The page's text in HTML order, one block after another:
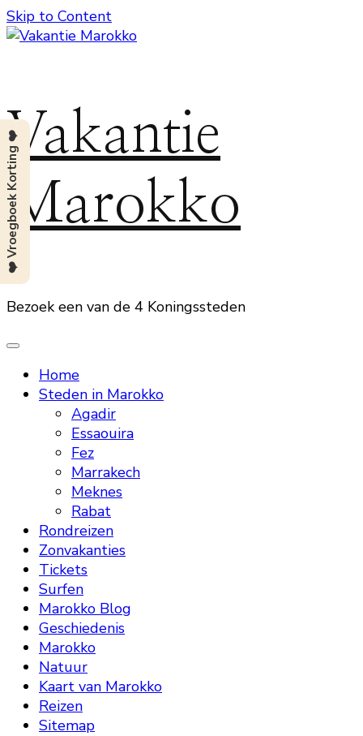
Skip to Content
Vakantie
Marokko
Bezoek een van de 4 Koningssteden
Home
Steden in Marokko
Agadir
Essaouira
Fez
Marrakech
Meknes
Rabat
Rondreizen
Zonvakanties
Tickets
Surfen
Marokko Blog
Geschiedenis
Marokko
Natuur
Kaart van Marokko
Reizen
Sitemap
❤️ Vroegboek Korting ❤️